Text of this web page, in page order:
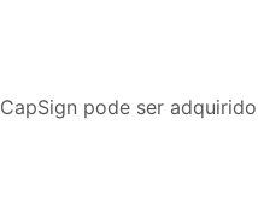
CapSign pode ser